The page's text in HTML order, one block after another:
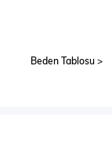
Beden Tablosu